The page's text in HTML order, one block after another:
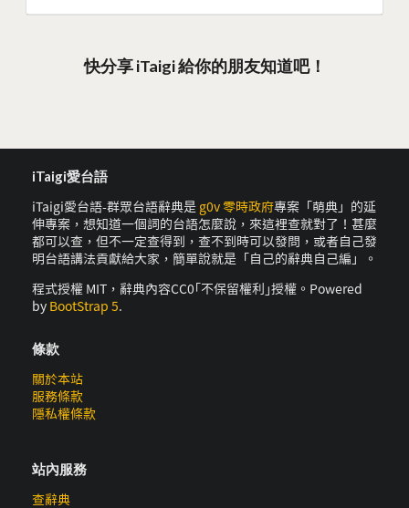
快分享 iTaigi 給你的朋友知道吧！
iTaigi愛台語
iTaigi愛台語-群眾台語辭典是 g0v 零時政府專案「萌典」的延
伸專案，想知道一個詞的台語怎麼說，來這裡查就對了！甚麼
都可以查，但不一定查得到，查不到時可以發問，或者自己發
明台語講法貢獻給大家，簡單說就是「自己的辭典自己編」。
程式授權 MIT，辭典內容CC0｢不保留權利｣授權。Powered
by BootStrap 5.
條款
關於本站
服務條款
隱私權條款
站內服務
查辭典